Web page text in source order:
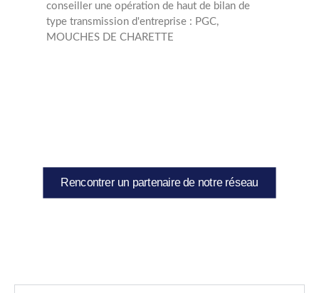
conseiller une opération de haut de bilan de
type transmission d'entreprise : PGC,
MOUCHES DE CHARETTE
Rencontrer un partenaire de notre réseau